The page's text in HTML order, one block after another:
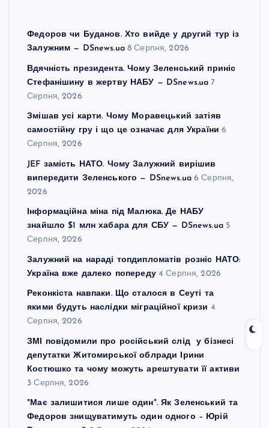
Федоров чи Буданов. Хто вийде у другий тур із
Залужним — DSnews.ua 8 Серпня, 2026
Вдячність президента. Чому Зеленський приніс
Стефанішину в жертву НАБУ — DSnews.ua 7
Серпня, 2026
Змішав усі карти. Чому Моравецький затіяв
самостійну гру і що це означає для України 6
Серпня, 2026
JEF замість НАТО. Чому Залужний вирішив
випередити Зеленського — DSnews.ua 6 Серпня,
2026
Інформаційна міна під Малюка. Де НАБУ
знайшло $1 млн хабара для СБУ — DSnews.ua 5
Серпня, 2026
Залужний на нараді топдипломатів розніс НАТО:
Україна вже далеко попереду 4 Серпня, 2026
Реконкіста навпаки. Що сталося в Сеуті та
якими будуть наслідки міграційної кризи 4
Серпня, 2026
ЗМІ повідомили про російський слід у бізнесі
депутатки Житомирської облради Ірини
Костюшко та чому можуть арештувати її активи
3 Серпня, 2026
"Має залишитися лише один". Як Зеленський та
Федоров знищуватимуть один одного – Юрій